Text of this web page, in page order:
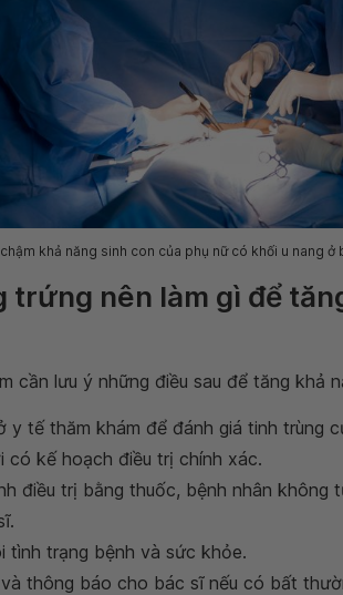
khả năng sinh con của phụ nữ có khối u nang ở
trứng nên làm gì để
cần lưu ý những điều sau để tăng khả
y tế thăm khám để đánh giá tinh trùng
kế hoạch điều trị chính xác.
điều trị bằng thuốc, bệnh nhân không
tình trạng bệnh và sức khỏe.
và thông báo cho bác sĩ nếu có bất